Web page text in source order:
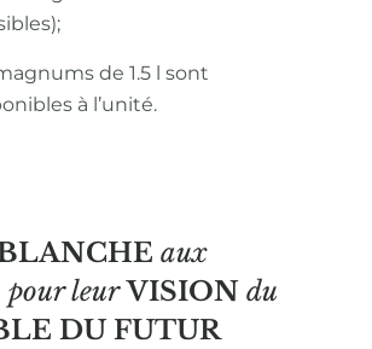
de 1.5 l sont
à l’unité.
aux
pour leur VISION du
DU FUTUR